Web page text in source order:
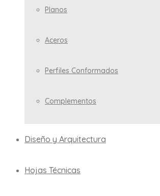
Planos
Aceros
Perfiles Conformados
Complementos
Diseño y Arquitectura
Hojas Técnicas